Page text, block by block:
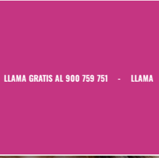
LLAMA GRATIS AL 900 759 751 LLAMA